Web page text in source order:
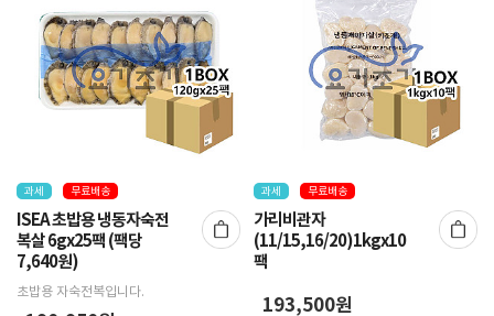
과세 무료배송
ISEA 초밥용 냉동자숙전
복살 6gx25팩 (팩당
7,640원)
초밥용 자숙전복입니다.
과세 무료배송
가리비관자
(11/15,16/20)1kgx10
팩
193,500원